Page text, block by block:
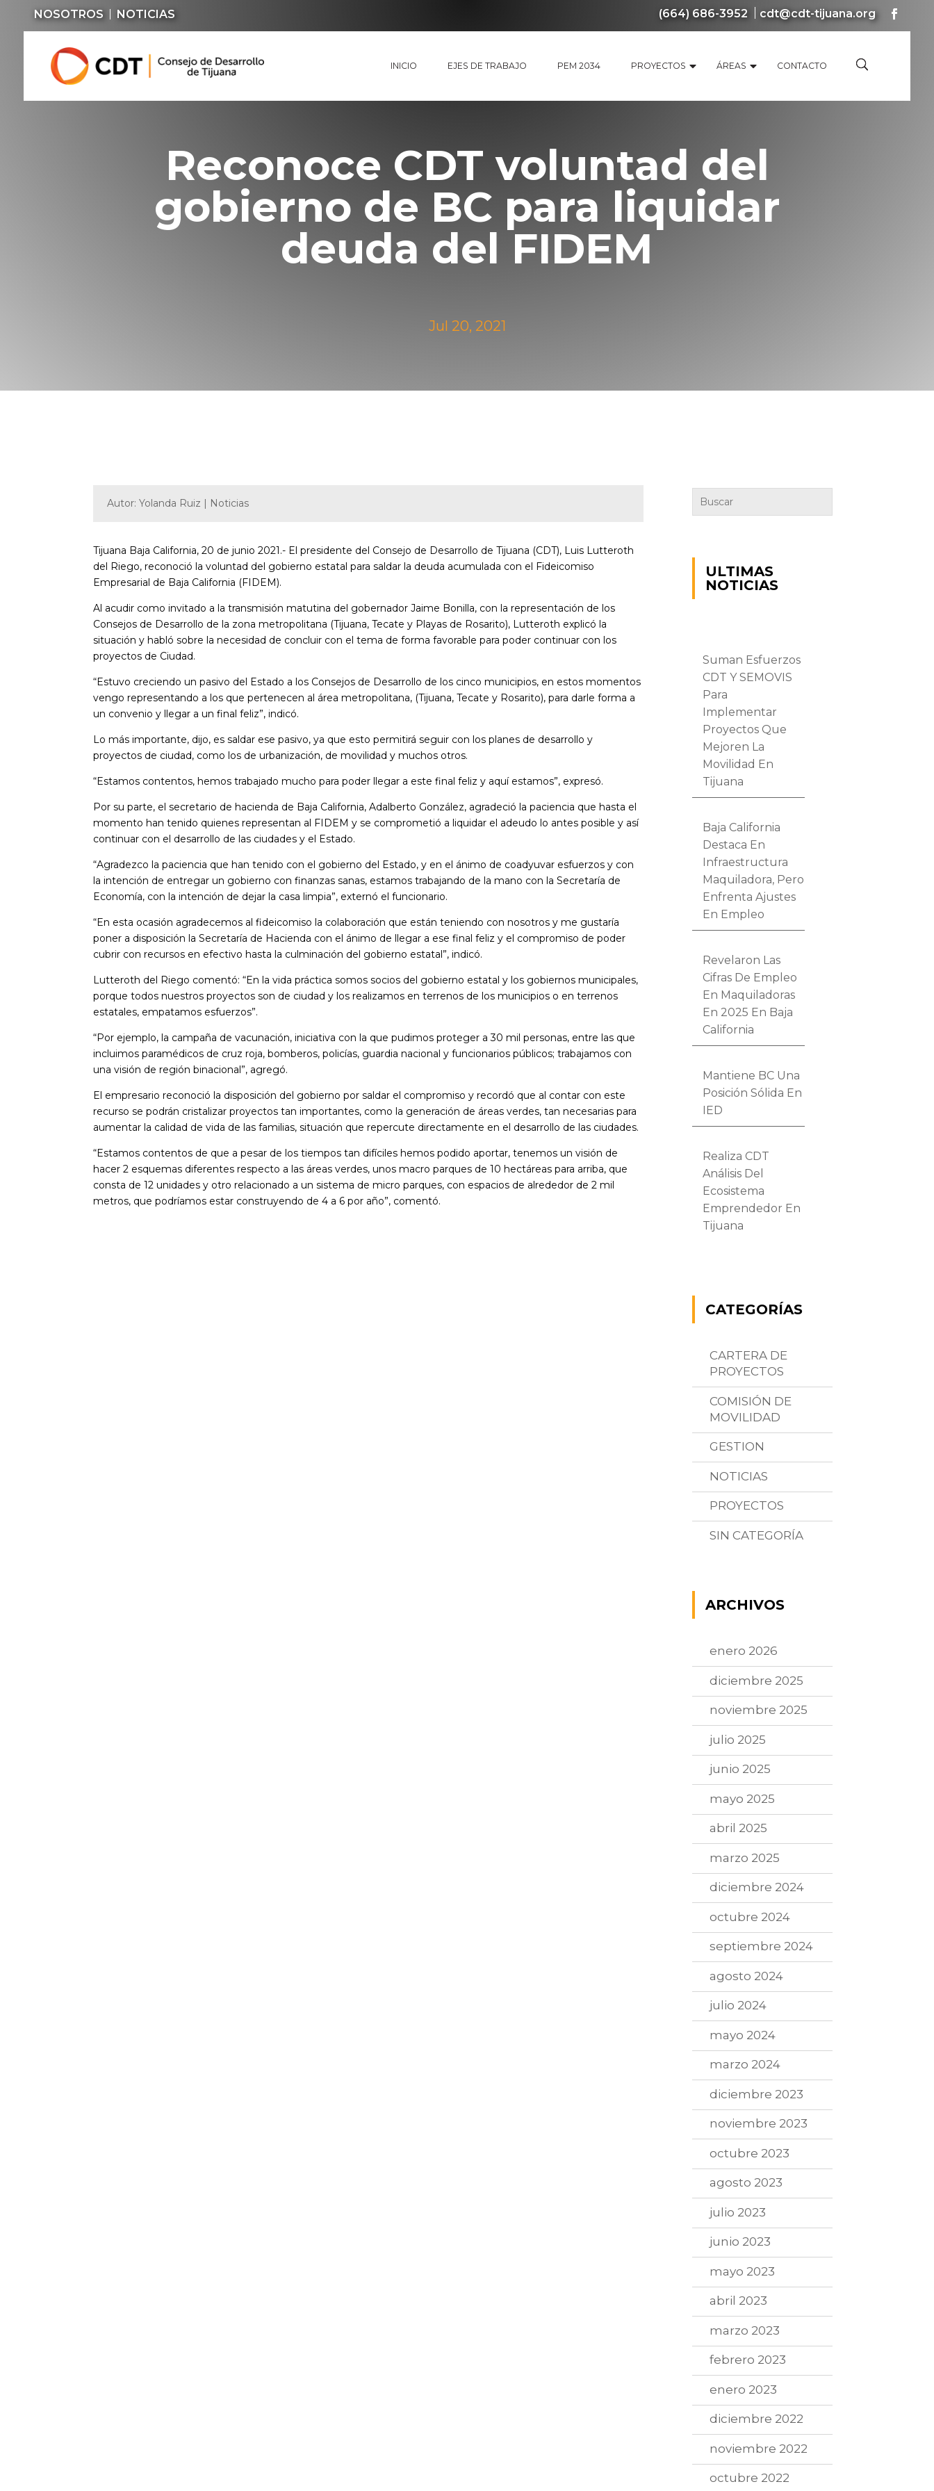
(664) 686-3952 cdt@cdt-tijuana.org
NOSOTROS NOTICIAS
INICIO EJES DE TRABAJO PEM 2034 PROYECTOS ÁREAS CONTACTO
Reconoce CDT voluntad del
gobierno de BC para liquidar
deuda del FIDEM
Jul 20, 2021
Autor: Yolanda Ruiz | Noticias
Tijuana Baja California, 20 de junio 2021.- El presidente del Consejo de Desarrollo de Tijuana (CDT), Luis Lutteroth
del Riego, reconoció la voluntad del gobierno estatal para saldar la deuda acumulada con el Fideicomiso
Empresarial de Baja California (FIDEM).
Al acudir como invitado a la transmisión matutina del gobernador Jaime Bonilla, con la representación de los
Consejos de Desarrollo de la zona metropolitana (Tijuana, Tecate y Playas de Rosarito), Lutteroth explicó la
situación y habló sobre la necesidad de concluir con el tema de forma favorable para poder continuar con los
proyectos de Ciudad.
“Estuvo creciendo un pasivo del Estado a los Consejos de Desarrollo de los cinco municipios, en estos momentos
vengo representando a los que pertenecen al área metropolitana, (Tijuana, Tecate y Rosarito), para darle forma a
un convenio y llegar a un final feliz”, indicó.
Lo más importante, dijo, es saldar ese pasivo, ya que esto permitirá seguir con los planes de desarrollo y
proyectos de ciudad, como los de urbanización, de movilidad y muchos otros.
“Estamos contentos, hemos trabajado mucho para poder llegar a este final feliz y aquí estamos”, expresó.
Por su parte, el secretario de hacienda de Baja California, Adalberto González, agradeció la paciencia que hasta el
momento han tenido quienes representan al FIDEM y se comprometió a liquidar el adeudo lo antes posible y así
continuar con el desarrollo de las ciudades y el Estado.
“Agradezco la paciencia que han tenido con el gobierno del Estado, y en el ánimo de coadyuvar esfuerzos y con
la intención de entregar un gobierno con finanzas sanas, estamos trabajando de la mano con la Secretaría de
Economía, con la intención de dejar la casa limpia”, externó el funcionario.
“En esta ocasión agradecemos al fideicomiso la colaboración que están teniendo con nosotros y me gustaría
poner a disposición la Secretaría de Hacienda con el ánimo de llegar a ese final feliz y el compromiso de poder
cubrir con recursos en efectivo hasta la culminación del gobierno estatal”, indicó.
Lutteroth del Riego comentó: “En la vida práctica somos socios del gobierno estatal y los gobiernos municipales,
porque todos nuestros proyectos son de ciudad y los realizamos en terrenos de los municipios o en terrenos
estatales, empatamos esfuerzos”.
“Por ejemplo, la campaña de vacunación, iniciativa con la que pudimos proteger a 30 mil personas, entre las que
incluimos paramédicos de cruz roja, bomberos, policías, guardia nacional y funcionarios públicos; trabajamos con
una visión de región binacional”, agregó.
El empresario reconoció la disposición del gobierno por saldar el compromiso y recordó que al contar con este
recurso se podrán cristalizar proyectos tan importantes, como la generación de áreas verdes, tan necesarias para
aumentar la calidad de vida de las familias, situación que repercute directamente en el desarrollo de las ciudades.
“Estamos contentos de que a pesar de los tiempos tan difíciles hemos podido aportar, tenemos un visión de
hacer 2 esquemas diferentes respecto a las áreas verdes, unos macro parques de 10 hectáreas para arriba, que
consta de 12 unidades y otro relacionado a un sistema de micro parques, con espacios de alrededor de 2 mil
metros, que podríamos estar construyendo de 4 a 6 por año”, comentó.
ULTIMAS
NOTICIAS
Suman Esfuerzos
CDT Y SEMOVIS
Para
Implementar
Proyectos Que
Mejoren La
Movilidad En
Tijuana
Baja California
Destaca En
Infraestructura
Maquiladora, Pero
Enfrenta Ajustes
En Empleo
Revelaron Las
Cifras De Empleo
En Maquiladoras
En 2025 En Baja
California
Mantiene BC Una
Posición Sólida En
IED
Realiza CDT
Análisis Del
Ecosistema
Emprendedor En
Tijuana
CATEGORÍAS
CARTERA DE
PROYECTOS
COMISIÓN DE
MOVILIDAD
GESTION
NOTICIAS
PROYECTOS
SIN CATEGORÍA
ARCHIVOS
enero 2026
diciembre 2025
noviembre 2025
julio 2025
junio 2025
mayo 2025
abril 2025
marzo 2025
diciembre 2024
octubre 2024
septiembre 2024
agosto 2024
julio 2024
mayo 2024
marzo 2024
diciembre 2023
noviembre 2023
octubre 2023
agosto 2023
julio 2023
junio 2023
mayo 2023
abril 2023
marzo 2023
febrero 2023
enero 2023
diciembre 2022
noviembre 2022
octubre 2022